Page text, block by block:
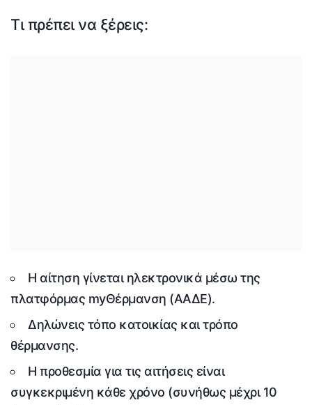
Τι πρέπει να ξέρεις:
Η αίτηση γίνεται ηλεκτρονικά μέσω της
πλατφόρμας myΘέρμανση (ΑΑΔΕ).
Δηλώνεις τόπο κατοικίας καιτρόπο
θέρμανσης.
Η προθεσμία για τις αιτήσεις είναι
συγκεκριμένη κάθε χρόνο (συνήθως μέχρι 10